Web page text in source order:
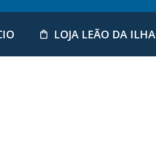
LOJA LEÃO DA ILHA